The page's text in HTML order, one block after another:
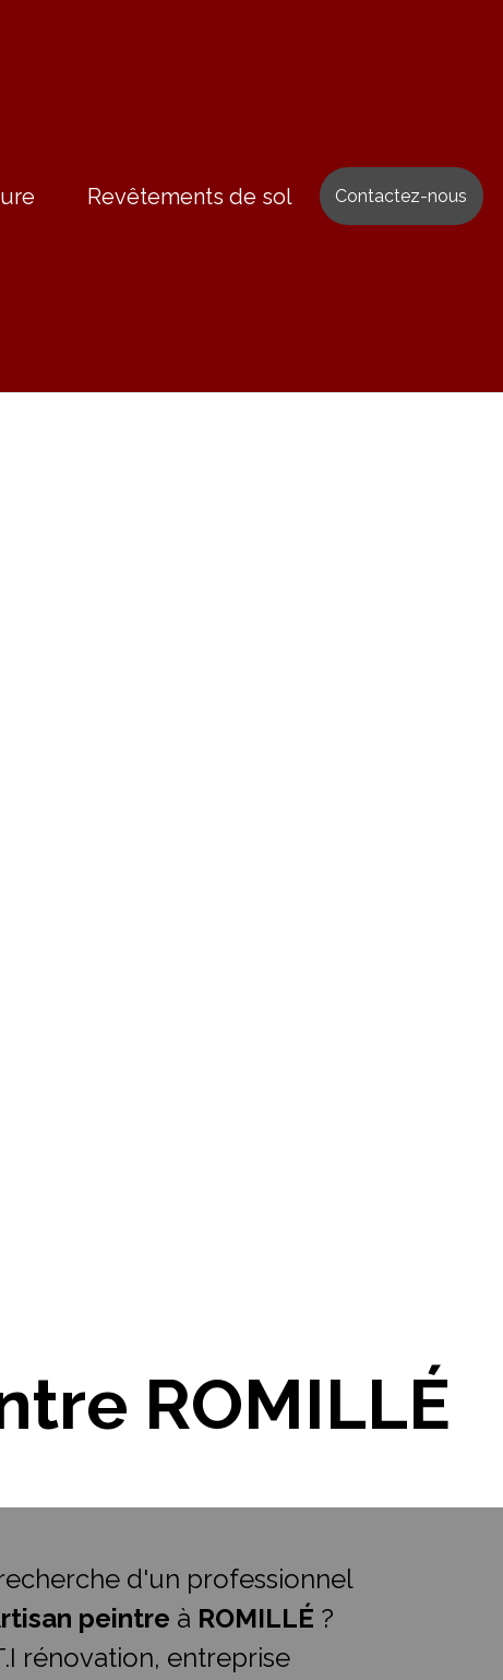
Revêtements de sol Contactez-nous
ROMILLÉ
d'un professionnel
peintre à ROMILLÉ ?
rénovation, entreprise